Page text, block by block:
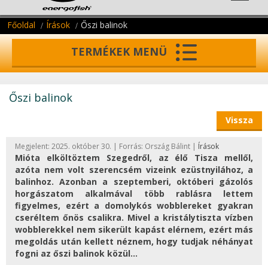
Főoldal Írások Őszi balinok
TERMÉKEK MENÜ
Őszi balinok
Vissza
Megjelent: 2025. október 30. | Forrás: Ország Bálint | Írások
Mióta elköltöztem Szegedről, az élő Tisza mellől,
azóta nem volt szerencsém vizeink ezüstnyilához, a
balinhoz. Azonban a szeptemberi, októberi gázolós
horgászatom alkalmával több rablásra lettem
figyelmes, ezért a domolykós wobblereket gyakran
cseréltem őnös csalikra. Mivel a kristálytiszta vízben
wobblerekkel nem sikerült kapást elérnem, ezért más
megoldás után kellett néznem, hogy tudjak néhányat
fogni az őszi balinok közül...